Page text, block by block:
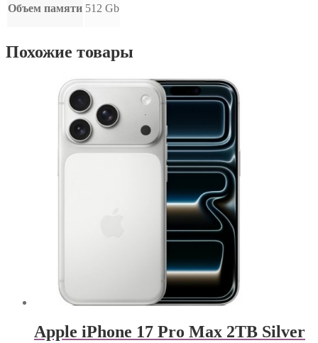
Объем памяти 512 Gb
Похожие товары
Apple iPhone 17 Pro Max 2TB Silver